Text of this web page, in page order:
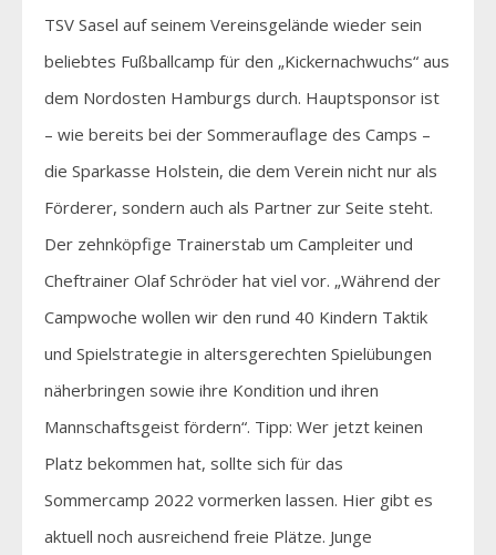
TSV Sasel auf seinem Vereinsgelände wieder sein
beliebtes Fußballcamp für den „Kickernachwuchs“ aus
dem Nordosten Hamburgs durch. Hauptsponsor ist
– wie bereits bei der Sommerauflage des Camps –
die Sparkasse Holstein, die dem Verein nicht nur als
Förderer, sondern auch als Partner zur Seite steht.
Der zehnköpfige Trainerstab um Campleiter und
Cheftrainer Olaf Schröder hat viel vor. „Während der
Campwoche wollen wir den rund 40 Kindern Taktik
und Spielstrategie in altersgerechten Spielübungen
näherbringen sowie ihre Kondition und ihren
Mannschaftsgeist fördern“. Tipp: Wer jetzt keinen
Platz bekommen hat, sollte sich für das
Sommercamp 2022 vormerken lassen. Hier gibt es
aktuell noch ausreichend freie Plätze. Junge